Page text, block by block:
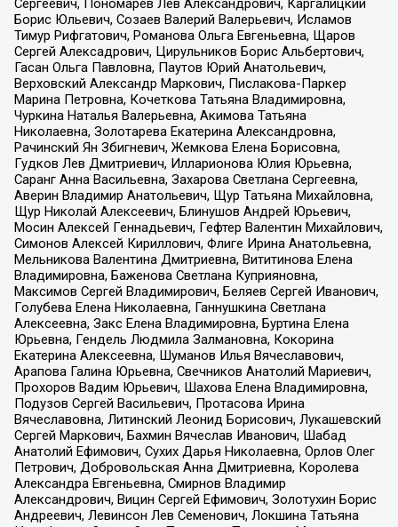
Сергеевич, Пономарев Лев Александрович, Каргалицкий
Борис Юльевич, Созаев Валерий Валерьевич, Исламов
Тимур Рифгатович, Романова Ольга Евгеньевна, Щаров
Сергей Алексадрович, Цирульников Борис Альбертович,
Гасан Ольга Павловна, Паутов Юрий Анатольевич,
Верховский Александр Маркович, Пислакова-Паркер
Марина Петровна, Кочеткова Татьяна Владимировна,
Чуркина Наталья Валерьевна, Акимова Татьяна
Николаевна, Золотарева Екатерина Александровна,
Рачинский Ян Збигневич, Жемкова Елена Борисовна,
Гудков Лев Дмитриевич, Илларионова Юлия Юрьевна,
Саранг Анна Васильевна, Захарова Светлана Сергеевна,
Аверин Владимир Анатольевич, Щур Татьяна Михайловна,
Щур Николай Алексеевич, Блинушов Андрей Юрьевич,
Мосин Алексей Геннадьевич, Гефтер Валентин Михайлович,
Симонов Алексей Кириллович, Флиге Ирина Анатольевна,
Мельникова Валентина Дмитриевна, Вититинова Елена
Владимировна, Баженова Светлана Куприяновна,
Максимов Сергей Владимирович, Беляев Сергей Иванович,
Голубева Елена Николаевна, Ганнушкина Светлана
Алексеевна, Закс Елена Владимировна, Буртина Елена
Юрьевна, Гендель Людмила Залмановна, Кокорина
Екатерина Алексеевна, Шуманов Илья Вячеславович,
Арапова Галина Юрьевна, Свечников Анатолий Мариевич,
Прохоров Вадим Юрьевич, Шахова Елена Владимировна,
Подузов Сергей Васильевич, Протасова Ирина
Вячеславовна, Литинский Леонид Борисович, Лукашевский
Сергей Маркович, Бахмин Вячеслав Иванович, Шабад
Анатолий Ефимович, Сухих Дарья Николаевна, Орлов Олег
Петрович, Добровольская Анна Дмитриевна, Королева
Александра Евгеньевна, Смирнов Владимир
Александрович, Вицин Сергей Ефимович, Золотухин Борис
Андреевич, Левинсон Лев Семенович, Локшина Татьяна